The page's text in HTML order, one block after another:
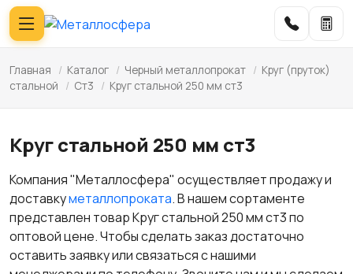
Главная / Каталог / Черный металлопрокат / Круг (пруток)
стальной
/ Ст3 / Круг стальной 250 мм ст3
Круг стальной 250 мм ст3
Компания "Металлосфера" осуществляет продажу и
доставкуметаллопроката. В нашем сортаменте
представлен товар Круг стальной 250 мм ст3 по
оптовой цене. Чтобы сделать заказ достаточно
оставить заявку или связаться с нашими